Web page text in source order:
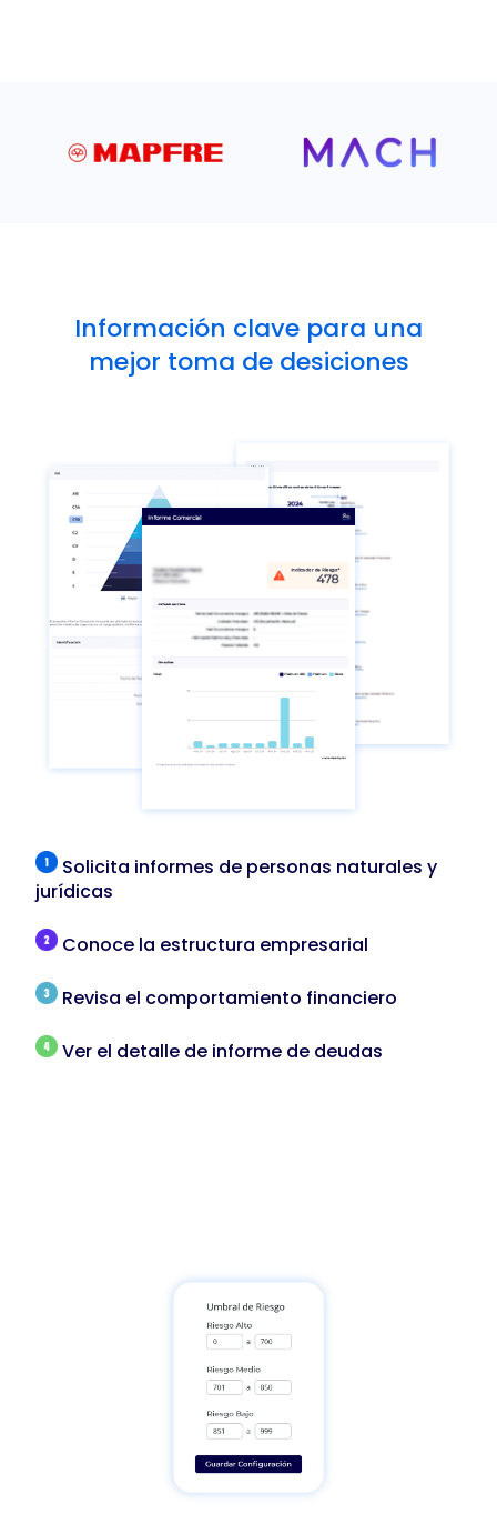
Información clave para una
mejor toma de desiciones
Solicita informes de personas naturales y
jurídicas
Conoce la estructura empresarial
Revisa el comportamiento financiero
Ver el detalle de informe de deudas